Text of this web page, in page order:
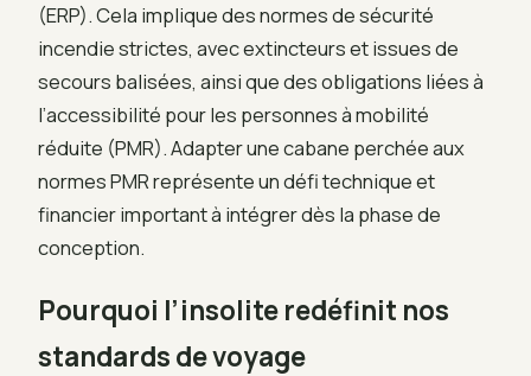
(ERP). Cela implique des normes de sécurité
incendie strictes, avec extincteurs et issues de
secours balisées, ainsi que des obligations liées à
l’accessibilité pour les personnes à mobilité
réduite (PMR). Adapter une cabane perchée aux
normes PMR représente un défi technique et
financier important à intégrer dès la phase de
conception.
Pourquoi l’insolite redéfinit nos
standards de voyage